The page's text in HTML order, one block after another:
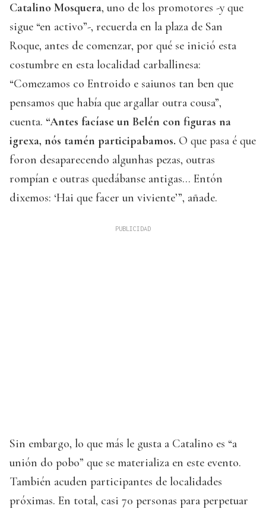
Catalino Mosquera, uno de los promotores -y que
sigue “en activo”-, recuerda en la plaza de San
Roque, antes de comenzar, por qué se inició esta
costumbre en esta localidad carballinesa:
“Comezamos co Entroido e saiunos tan ben que
pensamos que había que argallar outra cousa”,
cuenta. “Antes facíase un Belén con figuras na
igrexa, nós tamén participabamos. O que pasa é que
foron desaparecendo algunhas pezas, outras
rompían e outras quedábanse antigas… Entón
dixemos: ‘Hai que facer un viviente’”, añade.
Sin embargo, lo que más le gusta a Catalino es “a
unión do pobo” que se materializa en este evento.
También acuden participantes de localidades
próximas. En total, casi 70 personas para perpetuar